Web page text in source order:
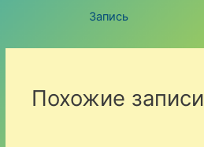
Запись
Похожие записи